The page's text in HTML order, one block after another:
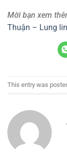
Mời bạn xem
Thuận – Lung
This entry was